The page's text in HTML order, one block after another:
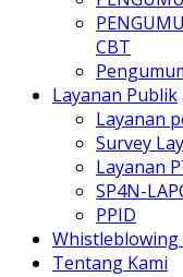
CBT
Layanan Publik
Layanan
Survey
Layanan
SP4N-
PPID
Whistleblowing
Tentang Kami